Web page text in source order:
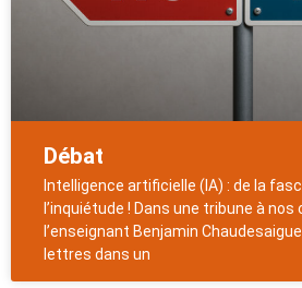
Débat
Intelligence artificielle (IA) : de la
l’inquiétude ! Dans une tribune à nos
l’enseignant Benjamin
lettres dans un